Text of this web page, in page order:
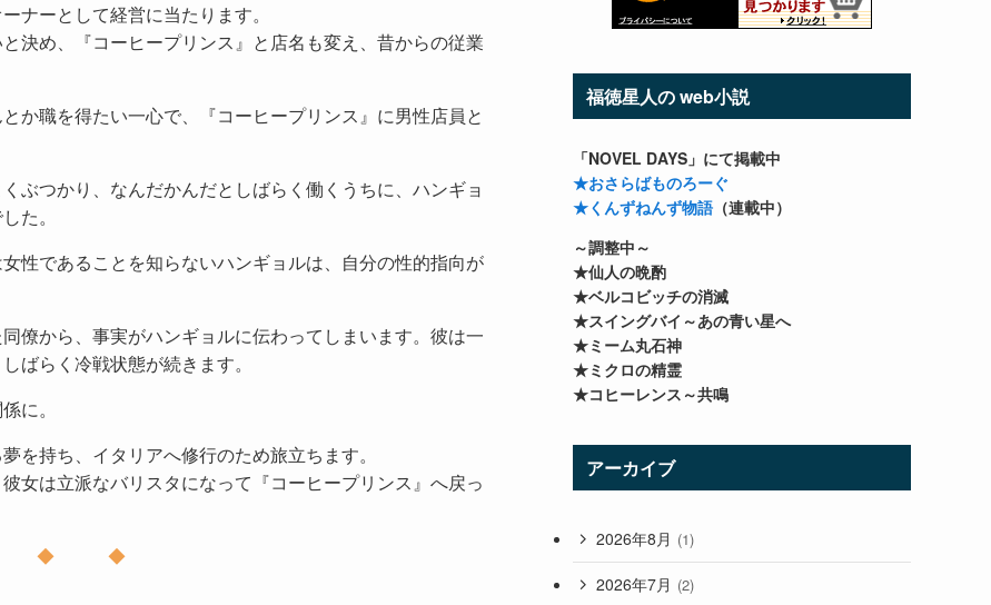
ナーとして経営に当たります。
決め、『コーヒープリンス』と店名も変え、昔からの従業
か職を得たい一心で、『コーヒープリンス』に男性店員と
ぶつかり、なんだかんだとしばらく働くうちに、ハンギョ
た。
であることを知らないハンギョルは、自分の性的指向が
僚から、事実がハンギョルに伝わってしまいます。彼は一
ばらく冷戦状態が続きます。
に。
を持ち、イタリアへ修行のため旅立ちます。
女は立派なバリスタになって『コーヒープリンス』へ戻っ
◆ ◆
福徳星人の web小説
「NOVEL DAYS」にて掲載中
★おさらばものろーぐ
★くんずねんず物語 （連載中）
～調整中～
★仙人の晩酌
★ベルコビッチの消滅
★スイングバイ～あの青い星へ
★ミーム丸石神
★ミクロの精霊
★コヒーレンス～共鳴
アーカイブ
2026年8月 (1)
2026年7月 (2)